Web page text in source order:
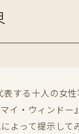
する十人の女
イ・ウィンド
よって提示し